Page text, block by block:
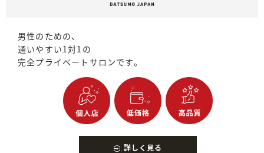
男性のための、
通いやすい1対1の
完全プライベートサロンです。
詳しく見る